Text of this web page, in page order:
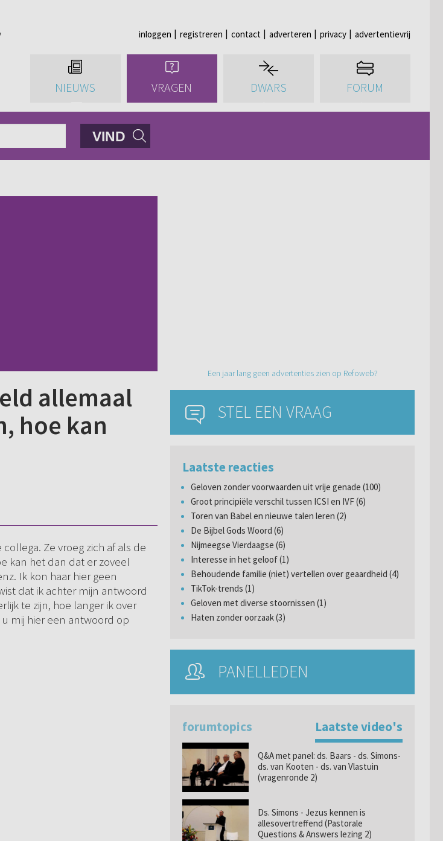
inloggen registreren contact adverteren privacy advertentievrij
NIEUWS VRAGEN DWARS FORUM
VIND
allemaal
hoe kan
Ze vroeg zich af als de
kan het dan dat er zoveel
Ik kon haar hier geen
dat ik achter mijn antwoord
te zijn, hoe langer ik over
mij hier een antwoord op
Een jaar lang geen advertenties zien op Refoweb?
STEL EEN VRAAG
Laatste reacties
Geloven zonder voorwaarden uit vrije genade (100)
Groot principiële verschil tussen ICSI en IVF (6)
Toren van Babel en nieuwe talen leren (2)
De Bijbel Gods Woord (6)
Nijmeegse Vierdaagse (6)
Interesse in het geloof (1)
Behoudende familie (niet) vertellen over geaardheid (4)
TikTok-trends (1)
Geloven met diverse stoornissen (1)
Haten zonder oorzaak (3)
PANELLEDEN
forumtopics Laatste video's
Q&A met panel: ds. Baars - ds. Simons-
ds. van Kooten - ds. van Vlastuin
(vragenronde 2)
Ds. Simons - Jezus kennen is
allesovertreffend (Pastorale
Questions & Answers lezing 2)